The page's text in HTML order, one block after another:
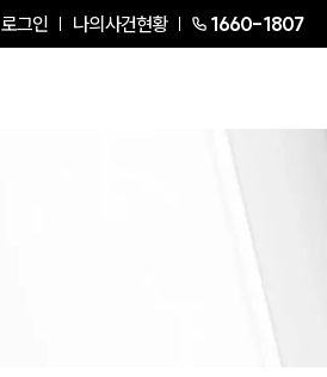
로그인 나의사건현황 1660-1807